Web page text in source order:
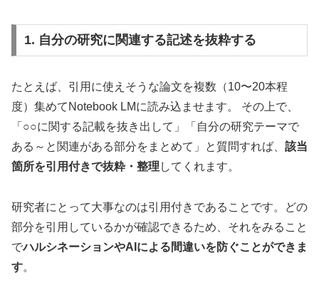
1. 自分の研究に関連する記述を抜粋する
たとえば、引用に使えそうな論文を複数（10〜20本程
度）集めてNotebook LMに読み込ませます。 その上で、
「○○に関する記載を抜き出して」「自分の研究テーマで
ある～と関連がある部分をまとめて」と質問すれば、 該当
箇所を引用付きで抜粋・整理 してくれます。
研究者にとって大事なのは引用付きであることです。どの
部分を引用しているかが確認できるため、それをみること
でハルシネーションやAIによる間違いを防ぐことができま
す。